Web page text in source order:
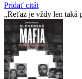
Pridať citát
Reťaz je vždy len taká